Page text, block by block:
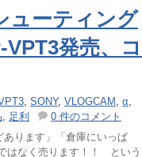
ューティング
発売、コ
, SONY, VLOGCAM , α,
, 足利
0 件のコメント
あります」「倉庫にいっぱ
はなく売ります！！ という